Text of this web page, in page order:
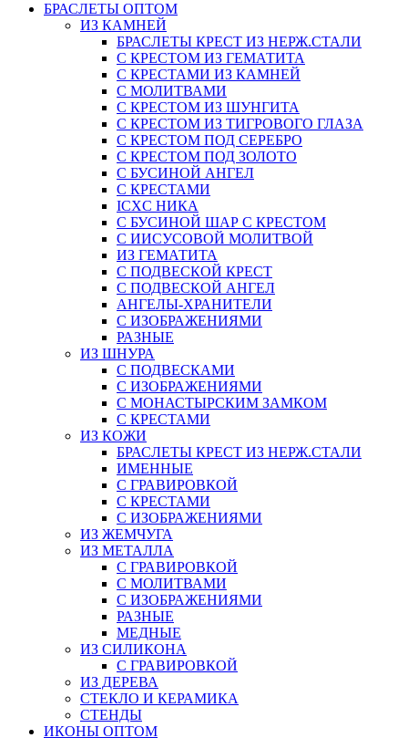
БРАСЛЕТЫ ОПТОМ
ИЗ КАМНЕЙ
БРАСЛЕТЫ КРЕСТ ИЗ НЕРЖ.СТАЛИ
С КРЕСТОМ ИЗ ГЕМАТИТА
С КРЕСТАМИ ИЗ КАМНЕЙ
С МОЛИТВАМИ
С КРЕСТОМ ИЗ ШУНГИТА
С КРЕСТОМ ИЗ ТИГРОВОГО ГЛАЗА
С КРЕСТОМ ПОД СЕРЕБРО
С КРЕСТОМ ПОД ЗОЛОТО
С БУСИНОЙ АНГЕЛ
С КРЕСТАМИ
ICXC НИКА
С БУСИНОЙ ШАР С КРЕСТОМ
С ИИСУСОВОЙ МОЛИТВОЙ
ИЗ ГЕМАТИТА
С ПОДВЕСКОЙ КРЕСТ
С ПОДВЕСКОЙ АНГЕЛ
АНГЕЛЫ-ХРАНИТЕЛИ
С ИЗОБРАЖЕНИЯМИ
РАЗНЫЕ
ИЗ ШНУРА
С ПОДВЕСКАМИ
С ИЗОБРАЖЕНИЯМИ
С МОНАСТЫРСКИМ ЗАМКОМ
С КРЕСТАМИ
ИЗ КОЖИ
БРАСЛЕТЫ КРЕСТ ИЗ НЕРЖ.СТАЛИ
ИМЕННЫЕ
С ГРАВИРОВКОЙ
С КРЕСТАМИ
С ИЗОБРАЖЕНИЯМИ
ИЗ ЖЕМЧУГА
ИЗ МЕТАЛЛА
С ГРАВИРОВКОЙ
С МОЛИТВАМИ
С ИЗОБРАЖЕНИЯМИ
РАЗНЫЕ
МЕДНЫЕ
ИЗ СИЛИКОНА
С ГРАВИРОВКОЙ
ИЗ ДЕРЕВА
СТЕКЛО И КЕРАМИКА
СТЕНДЫ
ИКОНЫ ОПТОМ